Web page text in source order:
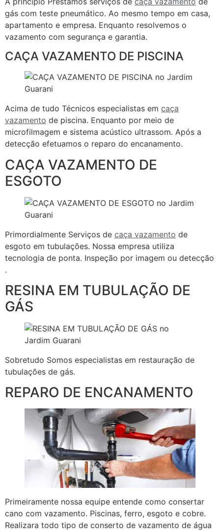
gás com teste pneumático. Ao mesmo tempo em casa,
apartamento e empresa. Enquanto resolvemos o
vazamento com segurança e garantia.
CAÇA VAZAMENTO DE PISCINA
Acima de tudo Técnicos especialistas em caça
vazamento de piscina. Enquanto por meio de
microfilmagem e sistema acústico ultrassom. Após a
detecção efetuamos o reparo do encanamento.
CAÇA VAZAMENTO DE
ESGOTO
Primordialmente Serviços de caça vazamento de
esgoto em tubulações. Nossa empresa utiliza
tecnologia de ponta. Inspeção por imagem ou detecção
.
RESINA EM TUBULAÇÃO DE
GÁS
Sobretudo Somos especialistas em restauração de
tubulações de gás.
REPARO DE ENCANAMENTO
Primeiramente nossa equipe entende como consertar
cano com vazamento. Piscinas, ferro, esgoto e cobre.
Realizara todo tipo de conserto de vazamento de água